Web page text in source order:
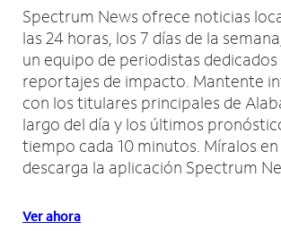
Spectrum News ofrece noticias
las 24 horas, los 7 días de la
un equipo de periodistas dedicados
reportajes de impacto. Mantente
con los titulares principales de
largo del día y los últimos
tiempo cada 10 minutos. Míralos
descarga la aplicación Spectrum
Ver ahora